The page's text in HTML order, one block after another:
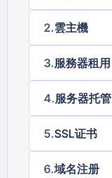
雲主機
服務器租用
服务器托管
SSL证书
域名注册